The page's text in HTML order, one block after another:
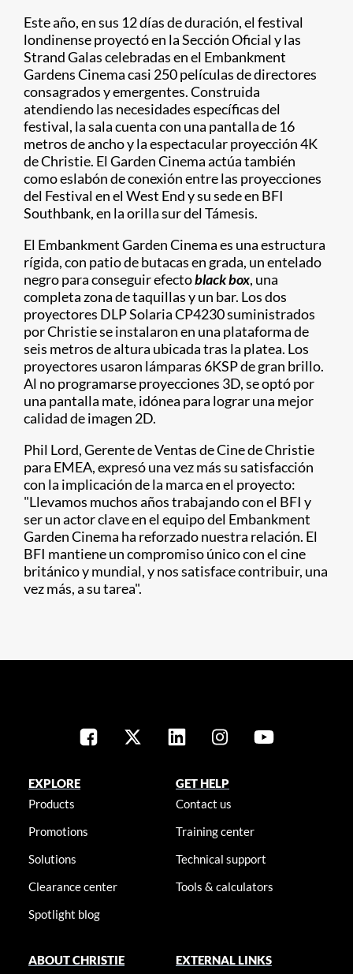
Este año, en sus 12 días de duración, el festival
londinense proyectó en la Sección Oficial y las
Strand Galas celebradas en el Embankment
Gardens Cinema casi 250 películas de directores
consagrados y emergentes. Construida
atendiendo las necesidades específicas del
festival, la sala cuenta con una pantalla de 16
metros de ancho y la espectacular proyección 4K
de Christie. El Garden Cinema actúa también
como eslabón de conexión entre las proyecciones
del Festival en el West End y su sede en BFI
Southbank, en la orilla sur del Támesis.
El Embankment Garden Cinema es una estructura
rígida, con patio de butacas en grada, un entelado
negro para conseguir efectoblack box, una
completa zona de taquillas y un bar. Los dos
proyectores DLP Solaria CP4230 suministrados
por Christie se instalaron en una plataforma de
seis metros de altura ubicada tras la platea. Los
proyectores usaron lámparas 6KSP de gran brillo.
Al no programarse proyecciones 3D, se optó por
una pantalla mate, idónea para lograr una mejor
calidad de imagen 2D.
Phil Lord, Gerente de Ventas de Cine de Christie
para EMEA, expresó una vez más su satisfacción
con la implicación de la marca en el proyecto:
"Llevamos muchos años trabajando con el BFI y
ser un actor clave en el equipo del Embankment
Garden Cinema ha reforzado nuestra relación. El
BFI mantiene un compromiso único con el cine
británico y mundial, y nos satisface contribuir, una
vez más, a su tarea".
EXPLORE
Products
Promotions
Solutions
Clearance center
Spotlight blog
GET HELP
Contact us
Training center
Technical support
Tools & calculators
ABOUT CHRISTIE
EXTERNAL LINKS